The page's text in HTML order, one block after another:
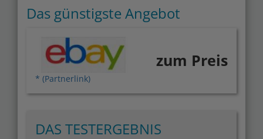
Das günstigste Angebot
* (Partnerlink)
zum Preis
DAS TESTERGEBNIS